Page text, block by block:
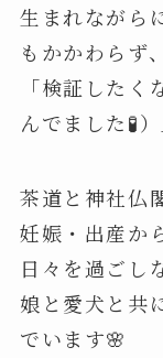
生まれながら
もかかわらず、
「検証した
んでました🧪
茶道と神社仏
妊娠・出産か
日々を過ごし
娘と愛犬と共
でいます🌸